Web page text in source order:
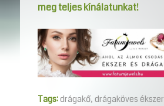
meg teljes kínálatunkat!
Tags:drágakő,drágaköves ékszer